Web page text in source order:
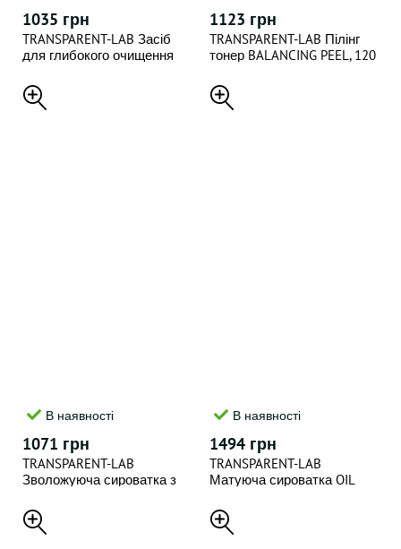
1035 грн
TRANSPARENT-LAB Засіб
для глибокого очищення
та схильної до акне
BLEMISH CONTROL BHA
1123 грн
TRANSPARENT-LAB Пілінг
тонер BALANCING PEEL, 120
В наявності
1071 грн
TRANSPARENT-LAB
Зволожуюча сироватка з
face serum, 50 мл
В наявності
1494 грн
TRANSPARENT-LAB
Матуюча сироватка OIL